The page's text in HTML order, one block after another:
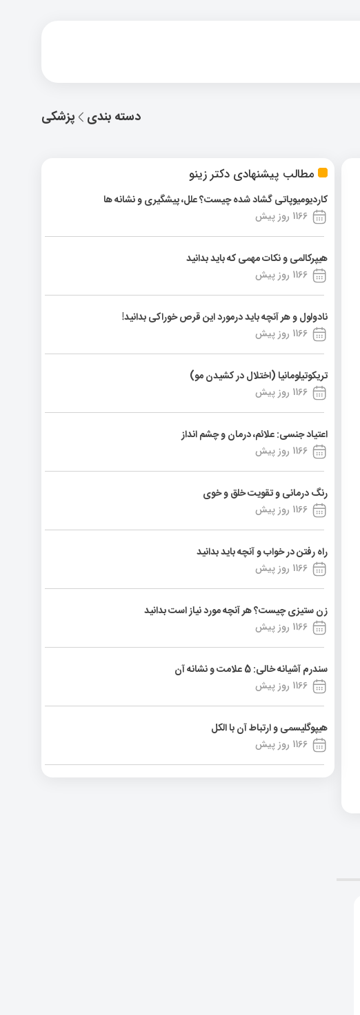
پزشکی دسته بندی
مطالب پیشنهادی دکتر زینو
کاردیومیوپاتی گشاد شده چیست؟ علل، پیشگیری و نشانه ها
1166 روز پیش
هیپرکالمی و نکات مهمی که باید بدانید
1166 روز پیش
نادولول و هر آنچه باید درمورد این قرص خوراکی بدانید!
1166 روز پیش
تریکوتیلومانیا (اختلال در کشیدن مو)
1166 روز پیش
اعتیاد جنسی: علائم، درمان و چشم انداز
1166 روز پیش
رنگ درمانی و تقویت خلق و خوی
1166 روز پیش
راه رفتن در خواب و آنچه باید بدانید
1166 روز پیش
زن ستیزی چیست؟ هر آنچه مورد نیاز است بدانید
1166 روز پیش
سندرم آشیانه خالی: 5 علامت و نشانه آن
1166 روز پیش
هیپوگلیسمی و ارتباط آن با الکل
1166 روز پیش